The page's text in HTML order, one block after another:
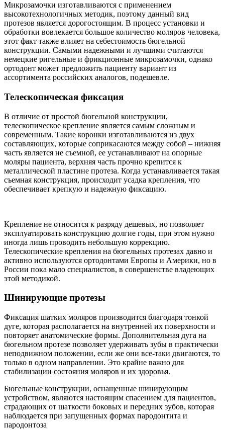
Микрозамочки изготавливаются с применением
высокотехнологичных методик, поэтому данный вид
протезов является дорогостоящим. В процесс установки и
обработки вовлекается большое количество моляров человека,
этот факт также влияет на себестоимость бюгельной
конструкции. Самыми надежными и лучшими считаются
немецкие ригельные и фрикционные микрозамочки, однако
ортодонт может предложить пациенту вариант из
ассортимента российских аналогов, подешевле.
Телескопическая фиксация
В отличие от простой бюгельной конструкции,
телескопическое крепление является самым сложным и
современным. Такие коронки изготавливаются из двух
составляющих, которые соприкасаются между собой – нижняя
часть является не съемной, ее устанавливают на опорные
моляры пациента, верхняя часть прочно крепится к
металлической пластине протеза. Когда устанавливается такая
съемная конструкция, происходит усадка крепления, что
обеспечивает крепкую и надежную фиксацию.
Крепление не относится к разряду дешевых, но позволяет
эксплуатировать конструкцию долгие годы, при этом нужно
иногда лишь проводить небольшую коррекцию.
Телескопические крепления на бюгельных протезах давно и
активно используются ортодонтами Европы и Америки, но в
России пока мало специалистов, в совершенстве владеющих
этой методикой.
Шинирующие протезы
Фиксация шатких моляров производится благодаря тонкой
дуге, которая располагается на внутренней их поверхности и
повторяет анатомические формы. Дополнительная дуга на
бюгельном протезе позволяет удерживать зубы в практически
неподвижном положении, если же они все-таки двигаются, то
только в одном направлении. Это крайне важно для
стабилизации состояния моляров и их здоровья.
Бюгельные конструкции, оснащенные шинирующим
устройством, являются настоящим спасением для пациентов,
страдающих от шаткости боковых и передних зубов, которая
наблюдается при запущенных формах пародонтита и
пародонтоза